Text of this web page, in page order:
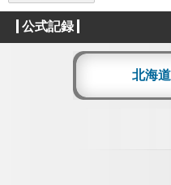
公式記録
北海